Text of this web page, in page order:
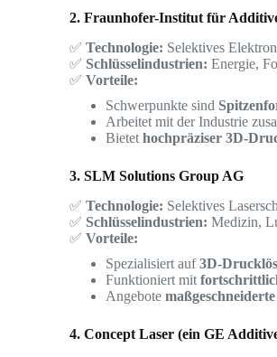
2. Fraunhofer-Institut für
✅Technologie: Selektives
✅ Schlüsselindustrien: Energie,
✅Vorteile:
Schwerpunkte sind
Arbeitet mit der Industrie
Bietethochpräziser 3D-
3. SLM Solutions Group AG
✅Technologie: Selektives
✅ Schlüsselindustrien: Medizin,
✅Vorteile:
Spezialisiert auf3D-
Funktioniert mit
Angebote
4. Concept Laser (ein GE